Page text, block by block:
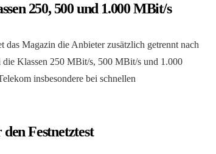
250, 500 und 1.000 MBit/s
Magazin die Anbieter zusätzlich getrennt nach
Klassen 250 MBit/s, 500 MBit/s und 1.000
insbesondere bei schnellen
Festnetztest